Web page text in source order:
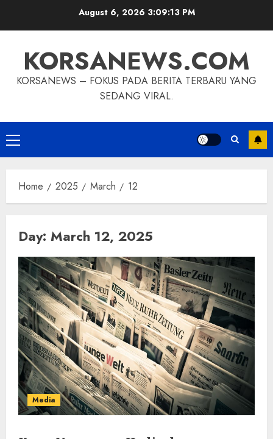
August 6, 2026 3:09:13 PM
KORSANEWS.COM
KORSANEWS – FOKUS PADA BERITA TERBARU YANG
SEDANG VIRAL.
Primary
Menu
Home 2025 March 12
Day: March 12, 2025
Media